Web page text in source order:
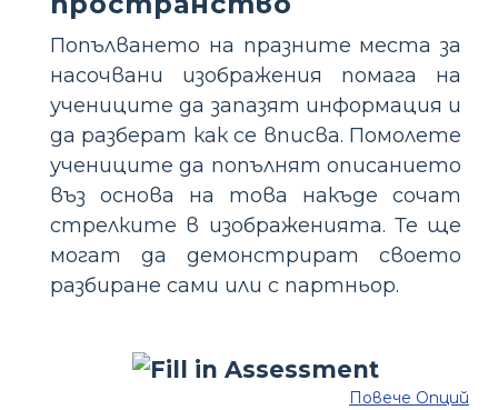
Попълването на празните места за
насочвани изображения помага на
учениците да запазят информация и
да разберат как се вписва. Помолете
учениците да попълнят описанието
въз основа на това накъде сочат
стрелките в изображенията. Те ще
могат да демонстрират своето
разбиране сами или с партньор.
Повече Опций